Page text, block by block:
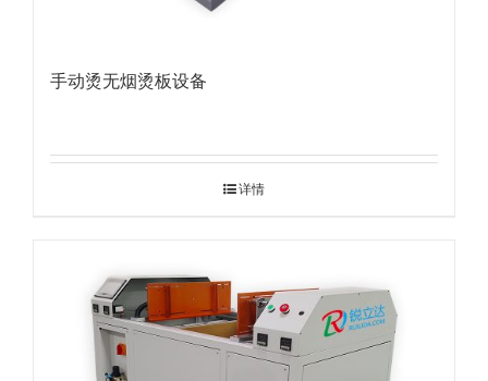
手动烫无烟烫板设备
详情